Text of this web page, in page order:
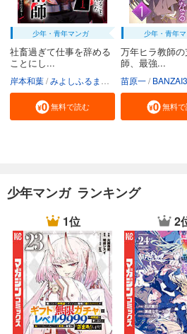
少年・青年マンガ
社畜過ぎて仕事を辞める
ことにし...
岸本和葉 みよしふるまち booklistaSTUDIO
無料で読む
少年・青年
万年ヒラ教師
師、最強...
苗原一 BANZAI3
無料
少年マンガ ランキング
1位 2